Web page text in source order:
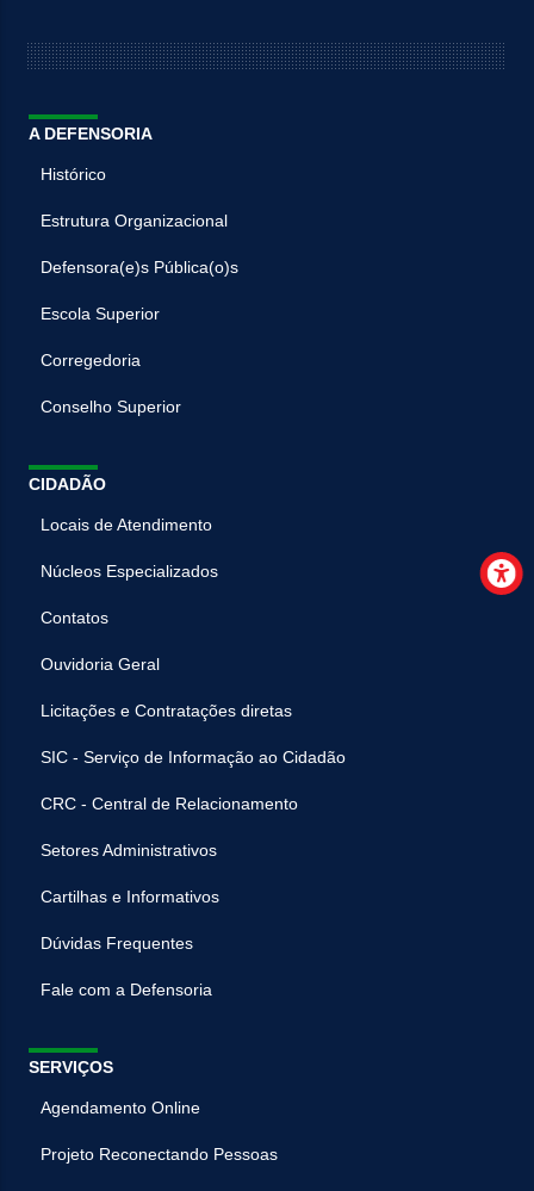
A DEFENSORIA
Histórico
Estrutura Organizacional
Defensora(e)s Pública(o)s
Escola Superior
Corregedoria
Conselho Superior
CIDADÃO
Locais de Atendimento
Núcleos Especializados
Contatos
Ouvidoria Geral
Licitações e Contratações diretas
SIC - Serviço de Informação ao Cidadão
CRC - Central de Relacionamento
Setores Administrativos
Cartilhas e Informativos
Dúvidas Frequentes
Fale com a Defensoria
SERVIÇOS
Agendamento Online
Projeto Reconectando Pessoas